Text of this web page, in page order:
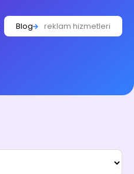
Blog reklam hizmetleri